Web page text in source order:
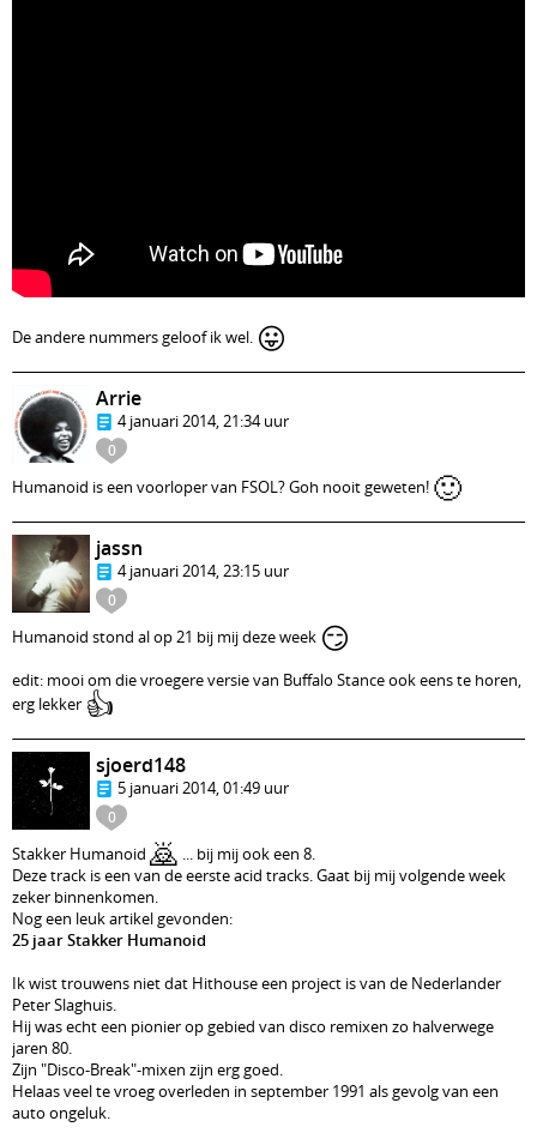
De andere nummers geloof ik wel. 😛
0
Arrie
4 januari 2014, 21:34 uur
Humanoid is een voorloper van FSOL? Goh nooit geweten! 🙂
0
jassn
4 januari 2014, 23:15 uur
Humanoid stond al op 21 bij mij deze week 😏
edit: mooi om die vroegere versie van Buffalo Stance ook eens te horen,
erg lekker 👍
0
sjoerd148
5 januari 2014, 01:49 uur
Stakker Humanoid 🙇 ... bij mij ook een 8.
Deze track is een van de eerste acid tracks. Gaat bij mij volgende week
zeker binnenkomen.
Nog een leuk artikel gevonden:
25 jaar Stakker Humanoid
Ik wist trouwens niet dat Hithouse een project is van de Nederlander
Peter Slaghuis.
Hij was echt een pionier op gebied van disco remixen zo halverwege
jaren 80.
Zijn "Disco-Break"-mixen zijn erg goed.
Helaas veel te vroeg overleden in september 1991 als gevolg van een
auto ongeluk.